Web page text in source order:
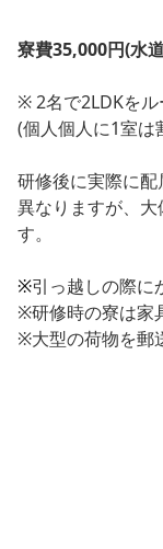
寮費35,000円(水
※ 2名で2LDKをル
(個人個人に1室は
研修後に実際に
異なりますが、
す。
※引っ越しの際に
※研修時の寮は家
※大型の荷物を郵